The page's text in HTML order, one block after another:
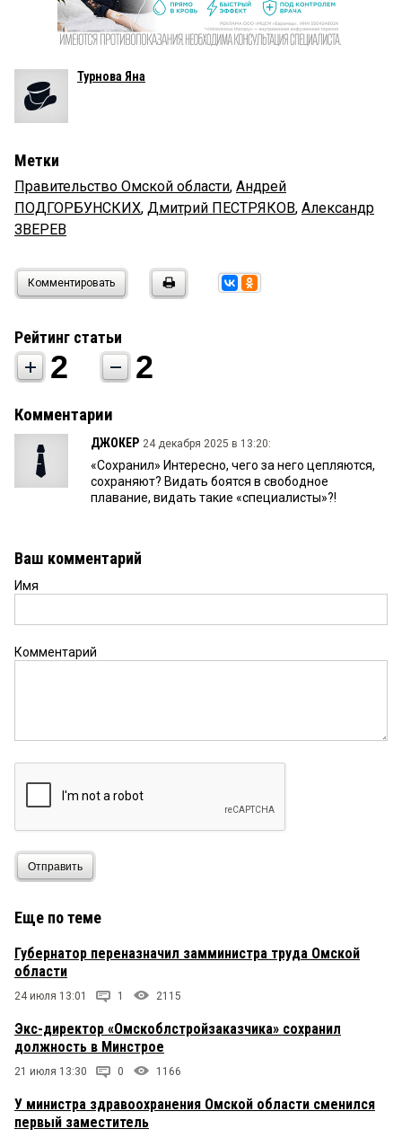
Турнова Яна
Метки
Правительство Омской области, Андрей
ПОДГОРБУНСКИХ, Дмитрий ПЕСТРЯКОВ, Александр
ЗВЕРЕВ
Комментировать
Рейтинг статьи
2 2
Комментарии
ДЖОКЕР 24 декабря 2025 в 13:20:
«Сохранил» Интересно, чего за него цепляются,
сохраняют? Видать боятся в свободное
плавание, видать такие «специалисты»?!
Ваш комментарий
Имя
Комментарий
Отправить
Еще по теме
Губернатор переназначил замминистра труда Омской
области
24 июля 13:01 1 2115
Экс-директор «Омскоблстройзаказчика» сохранил
должность в Минстрое
21 июля 13:30 0 1166
У министра здравоохранения Омской области сменился
первый заместитель